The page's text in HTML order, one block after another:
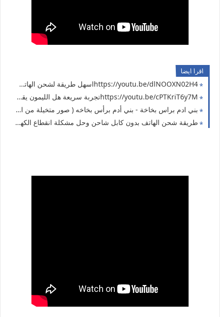
اقرا ايضا
https://youtu.be/dlNOOXN02H4اسهل طريقة لشحن الهاتف ( حل مشكلة انقطاع الكهرباء 4 )
https://youtu.be/cPTKriT6y7Mتجربة سريعة هل الليمون يقدر يشحن الهاتف ( حل مشكلة انقطاع الكهرباء 3 )
بني ادم براس بخاخة - بني أدم برأس بخاخه ( صور متخيلة من الذكاء الاصطناعي ai لانسان راسه بخاخة ) الذكاء الأصطناعي AI رسم رجل ولكن بدلا من رأسه وقع بخاخة سبراي 2024
طريقة شحن الهاتف بدون كابل شاحن وحل مشكلة انقطاع الكهرباء 2024